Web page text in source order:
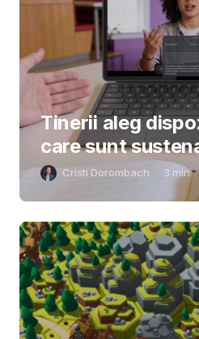
Tinerii aleg
care sunt
Cristi Dorombach 3 min